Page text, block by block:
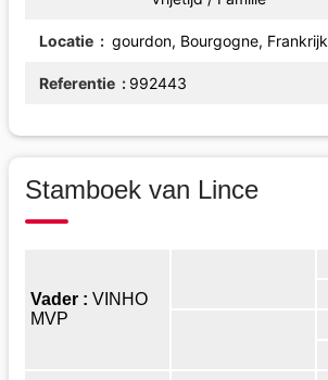
Locatie gourdon, Bourgogne, Frankrijk
Referentie 992443
Stamboek van Lince
Vader : VINHO
MVP